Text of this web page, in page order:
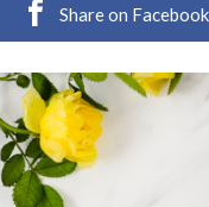
Share on Facebook